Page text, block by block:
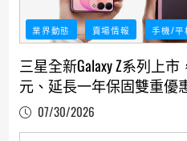
業界動態 賣場情報 手機/平
三星全新Galaxy Z系列上
元、延長一年保固雙重優
07/30/2026